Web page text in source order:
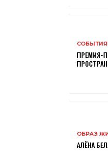
СОБЫТИЯ
ПРЕМИЯ-
ОБРАЗ
АЛЁНА